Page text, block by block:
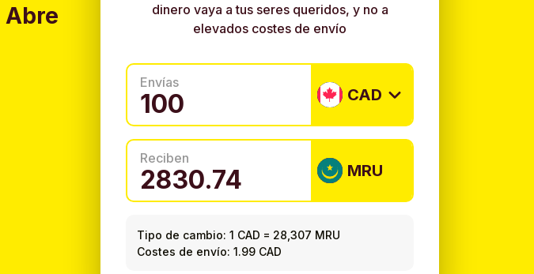
Abre
dinero vaya a tus seres queridos, y no a
elevados costes de envío
Envías
CAD
Reciben
MRU
Tipo de cambio: 1 CAD = 28,307 MRU
Costes de envío: 1.99 CAD